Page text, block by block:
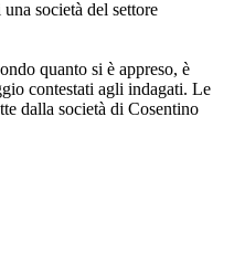
società del settore
quanto si è appreso, è
contestati agli indagati. Le
dalla società di Cosentino